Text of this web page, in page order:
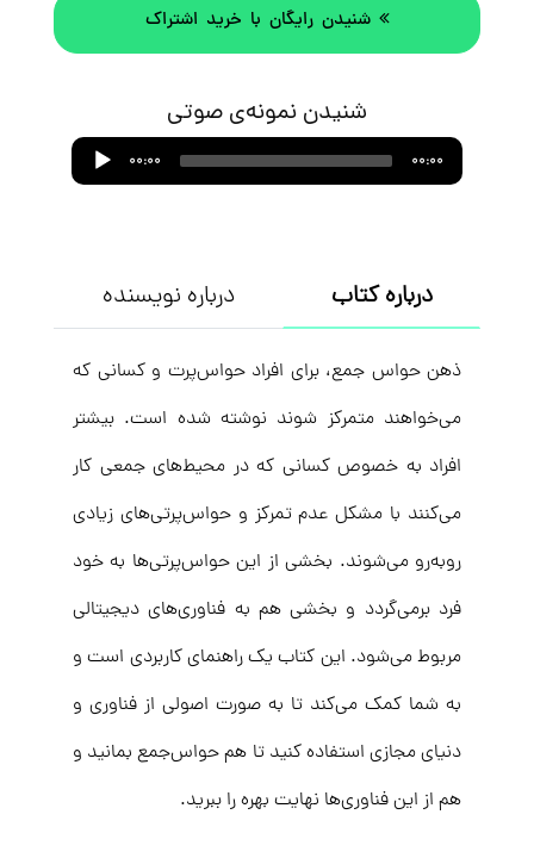
شنیدن رایگان با خرید اشتراک
شنیدن نمونه‌ی صوتی
Audio
Player
00:00 00:00
درباره کتاب درباره نویسنده
ذهن حواس جمع، برای افراد حواس‌پرت و کسانی که
می‌خواهند متمرکز شوند نوشته شده است. بیشتر
افراد به خصوص کسانی که در محیط‌های جمعی کار
می‌کنند با مشکل عدم تمرکز و حواس‌پرتی‌های زیادی
روبه‌رو می‌شوند. بخشی از این حواس‌پرتی‌ها به خود
فرد برمی‌گردد و بخشی هم به فناوری‌های دیجیتالی
مربوط می‌شود. این کتاب یک راهنمای کاربردی است و
به شما کمک می‌کند تا به صورت اصولی از فناوری و
دنیای مجازی استفاده کنید تا هم حواس‌جمع بمانید و
هم از این فناوری‌ها نهایت بهره را ببرید.